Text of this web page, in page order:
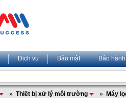
Dịch vụ Bảo mật Bảo hành
» Thiết bị xử lý môi trường » Máy